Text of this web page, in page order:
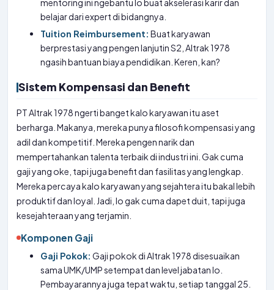
mentoring ini ngebantu lo buat akselerasi karir dan
belajar dari expert di bidangnya.
Tuition Reimbursement: Buat karyawan
berprestasi yang pengen lanjutin S2, Altrak 1978
ngasih bantuan biaya pendidikan. Keren, kan?
Sistem Kompensasi dan Benefit
PT Altrak 1978 ngerti banget kalo karyawan itu aset
berharga. Makanya, mereka punya filosofi kompensasi yang
adil dan kompetitif. Mereka pengen narik dan
mempertahankan talenta terbaik di industri ini. Gak cuma
gaji yang oke, tapi juga benefit dan fasilitas yang lengkap.
Mereka percaya kalo karyawan yang sejahtera itu bakal lebih
produktif dan loyal. Jadi, lo gak cuma dapet duit, tapi juga
kesejahteraan yang terjamin.
Komponen Gaji
Gaji Pokok: Gaji pokok di Altrak 1978 disesuaikan
sama UMK/UMP setempat dan level jabatan lo.
Pembayarannya juga tepat waktu, setiap tanggal 25.